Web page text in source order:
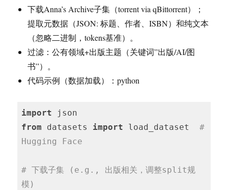
下载Anna’s Archive子集（torrent via qBittorrent）；
提取元数据（JSON: 标题、作者、ISBN）和纯文本
（忽略二进制，tokens基准）。
过滤：公有领域+出版主题（关键词”出版/AI/图
书”）。
代码示例（数据加载）：python
import
from datasets import load_dataset #
Hugging Face
# 下载子集 (e.g., 出版相关，调整split规
模)